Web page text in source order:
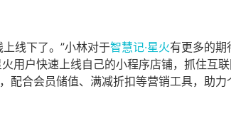
线下了。”小林对于智慧记·星火有更多的期
用户快速上线自己的小程序店铺，抓住互
配合会员储值、满减折扣等营销工具，助力